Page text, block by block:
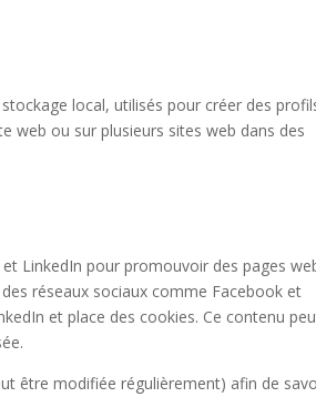
local, utilisés pour créer des
web ou sur plusieurs sites web dans des
LinkedIn pour promouvoir des pages
réseaux sociaux comme Facebook et
et place des cookies. Ce contenu
être modifiée régulièrement) afin de